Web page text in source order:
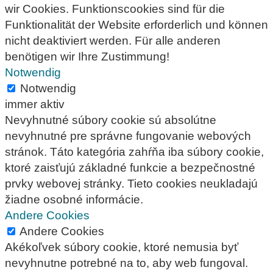
wir Cookies. Funktionscookies sind für die
Funktionalität der Website erforderlich und können
nicht deaktiviert werden. Für alle anderen
benötigen wir Ihre Zustimmung!
Notwendig
Notwendig
immer aktiv
Nevyhnutné súbory cookie sú absolútne
nevyhnutné pre správne fungovanie webových
stránok. Táto kategória zahŕňa iba súbory cookie,
ktoré zaisťujú základné funkcie a bezpečnostné
prvky webovej stránky. Tieto cookies neukladajú
žiadne osobné informácie.
Andere Cookies
Andere Cookies
Akékoľvek súbory cookie, ktoré nemusia byť
nevyhnutne potrebné na to, aby web fungoval.